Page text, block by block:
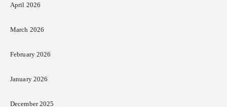
April 2026
March 2026
February 2026
January 2026
December 2025